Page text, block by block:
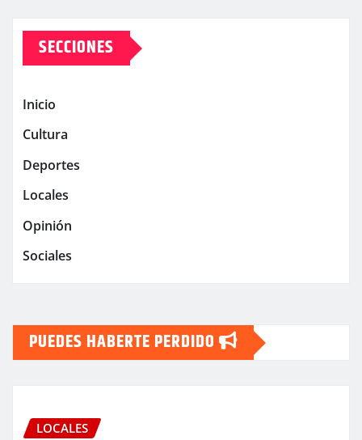
SECCIONES
Inicio
Cultura
Deportes
Locales
Opinión
Sociales
PUEDES HABERTE PERDIDO
LOCALES